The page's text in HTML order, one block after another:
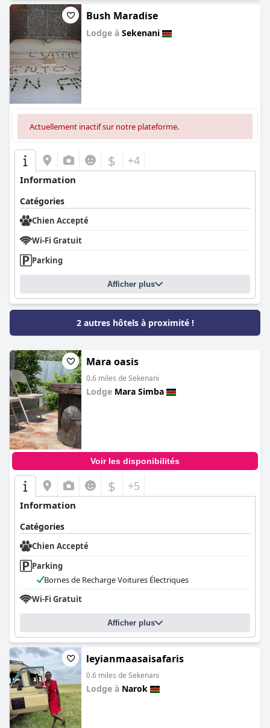
Bush Maradise
Lodge à Sekenani
Actuellement inactif sur notre plateforme.
$ +4
Information
Catégories
Chien Accepté
Wi-Fi Gratuit
Parking
Afficher plus
2 autres hôtels à proximité !
Mara oasis
0.6 miles de Sekenani
Lodge Mara Simba
Voir les disponibilités
$ +5
Information
Catégories
Chien Accepté
Parking
Bornes de Recharge Voitures Électriques
Wi-Fi Gratuit
Afficher plus
leyianmaasaisafaris
0.6 miles de Sekenani
Lodge à Narok